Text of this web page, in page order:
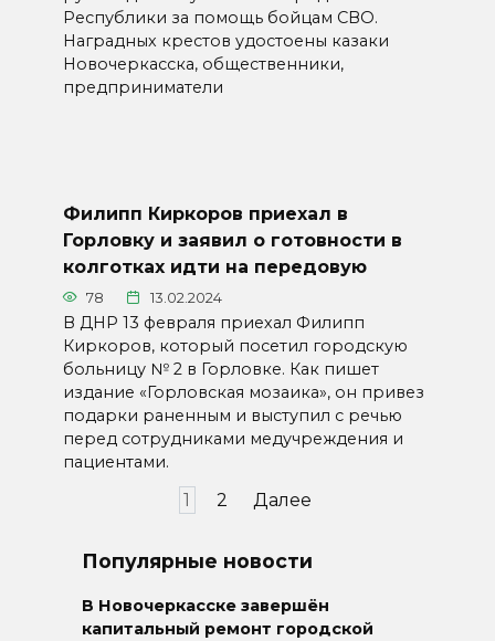
Республики за помощь бойцам СВО.
Наградных крестов удостоены казаки
Новочеркасска, общественники,
предприниматели
Филипп Киркоров приехал в
Горловку и заявил о готовности в
колготках идти на передовую
78 13.02.2024
В ДНР 13 февраля приехал Филипп
Киркоров, который посетил городскую
больницу № 2 в Горловке. Как пишет
издание «Горловская мозаика», он привез
подарки раненным и выступил с речью
перед сотрудниками медучреждения и
пациентами.
1 2 Далее
Популярные новости
В Новочеркасске завершён
капитальный ремонт городской